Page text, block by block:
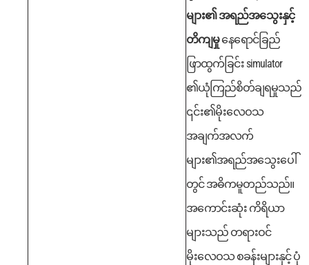
များ၏ အရည်အသွေးနှင့်
တိကျမှုနေရောင်ခြည်
ဖြာထွက်ခြင်း simulator
၏ယုံကြည်စိတ်ချရမှုသည်
၎င်း၏မိုးလေဝသ
အချက်အလက်
များ၏အရည်အသွေးပေါ်
တွင် အဓိကမူတည်သည်။
အကောင်းဆုံး ကိရိယာ
များသည် တရားဝင်
မိုးလေဝသ စခန်းများနှင့် ပုံ